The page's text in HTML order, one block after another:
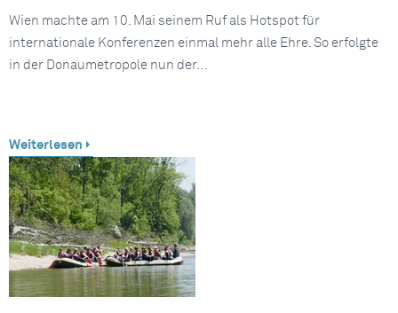
Wien machte am 10. Mai seinem Ruf als Hotspot für
internationale Konferenzen einmal mehr alle Ehre. So erfolgte
in der Donaumetropole nun der…
Weiterlesen